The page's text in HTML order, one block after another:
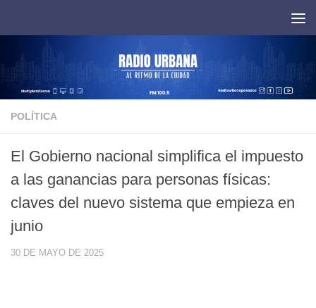
POLÍTICA
El Gobierno nacional simplifica el impuesto
a las ganancias para personas físicas:
claves del nuevo sistema que empieza en
junio
30 DE MAYO DE 2025